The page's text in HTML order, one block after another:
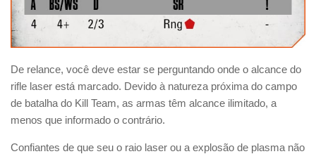
De relance, você deve estar se perguntando onde o alcance do
rifle laser está marcado. Devido à natureza próxima do campo
de batalha do Kill Team, as armas têm alcance ilimitado, a
menos que informado o contrário.
Confiantes de que seu o raio laser ou a explosão de plasma não